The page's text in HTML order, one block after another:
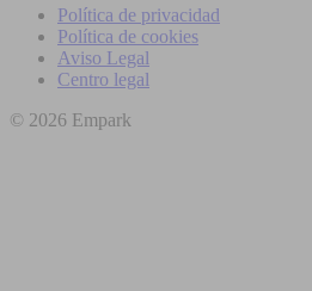
Política de privacidad
Política de cookies
Aviso Legal
Centro legal
© 2026 Empark